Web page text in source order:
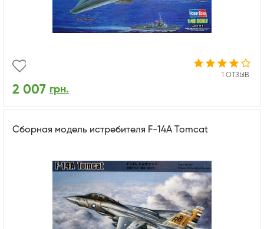
1 ОТЗЫВ
2 007 грн.
Сборная модель истребителя F-14A Tomcat